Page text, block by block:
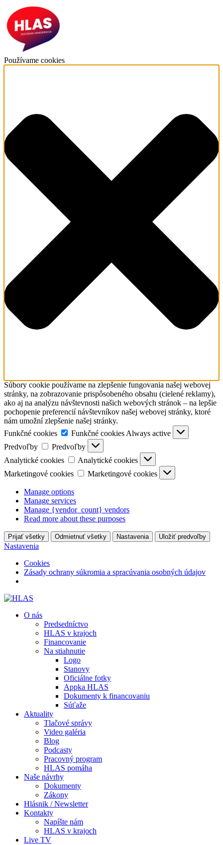
Používame cookies
Súbory cookie používame na zlepšenie fungovania našej webovej
stránky, na zobrazovanie prispôsobeného obsahu (cielené reklamy),
ako aj na analýzu návštevnosti našich webových stránok – na lepšie
pochopenie preferencií návštevníkov našej webovej stránky, ktoré
nám umožní zlepšenie našej stránky.
Funkčné cookies
Funkčné cookies Always active
Predvoľby
Predvoľby
Analytické cookies
Analytické cookies
Marketingové cookies
Marketingové cookies
Manage options
Manage services
Manage {vendor_count} vendors
Read more about these purposes
Prijať všetky Odmietnuť všetky Nastavenia Uložiť predvoľby
Nastavenia
Cookies
Zásady ochrany súkromia a spracúvania osobných údajov
O nás
Predsedníctvo
HLAS v krajoch
Financovanie
Na stiahnutie
Logo
Stanovy
Oficiálne fotky
Appka HLAS
Dokumenty k financovaniu
Súťaže
Aktuality
Tlačové správy
Video galéria
Blog
Podcasty
Pracovný program
HLAS pomáha
Naše návrhy
Dokumenty
Zákony
Hlásnik / Newsletter
Kontakty
Napíšte nám
HLAS v krajoch
Live TV